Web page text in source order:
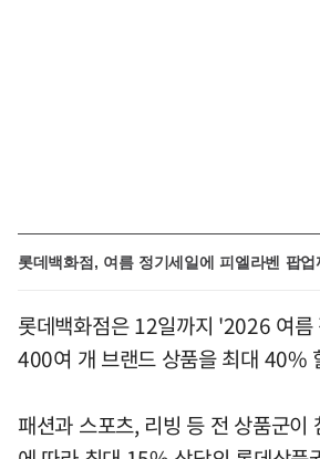
롯데백화점, 여름 정기세일에 피엘라벤 팝업
롯데백화점은 12일까지 '2026 여름
400여 개 브랜드 상품을 최대 40%
패션과 스포츠, 리빙 등 전 상품군이